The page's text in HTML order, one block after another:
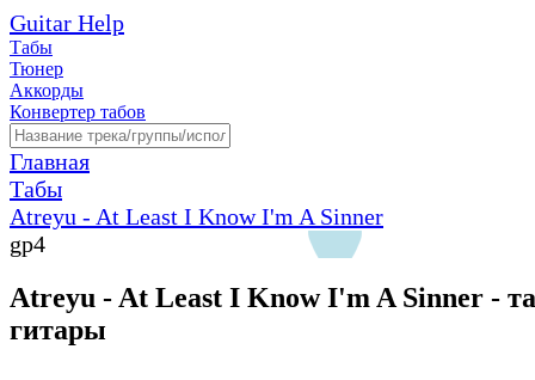
Guitar Help
Табы
Тюнер
Аккорды
Конвертер табов
Главная
Табы
Atreyu - At Least I Know I'm A Sinner
gp4
Atreyu - At Least I Know I'm A Sinner -
гитары